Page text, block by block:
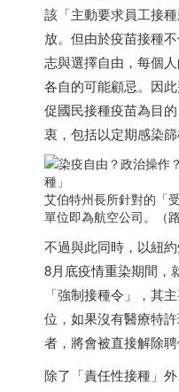
該「主動要求員工接
放。但由於疫苗接種
志與選擇自由，每個
各自的可能顧忌。因
促國民接種疫苗為目
衷，包括以定期感染篩
艾伯特州長所針對的「
單位即為航空公司。（路
不過與此同時，以紐
8月底疫情重染期間，
「強制接種令」，其
位，如果沒有醫療特
者，將會被直接解除聘
除了「責任性接種」